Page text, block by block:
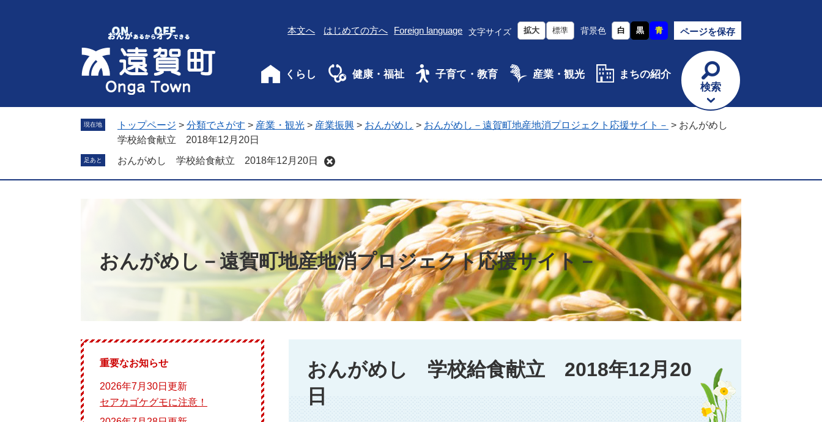
す
し
本文へ はじめての方へ Foreign language 文字サイズ 拡大 標準 背景色 白 黒 青 ページを保存
くらし 健康・福祉 子育て・教育 産業・観光
まちの紹介
検索
現在地 トップページ > 分類でさがす > 産業・観光 > 産業振興 > おんがめし > おんがめし－遠賀町地産地消プロジェクト応援サイト－ > おんがめし
学校給食献立 2018年12月20日
足あと おんがめし 学校給食献立 2018年12月20日
おんがめし－遠賀町地産地消プロジェクト応援サイト－
おんがめし 学校給食献立 2018年12月20
日
重要なお知らせ
2026年7月30日更新
セアカゴケグモに注意！